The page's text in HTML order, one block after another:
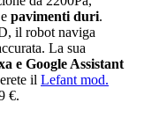
e pavimenti duri.
il robot naviga
La sua
e Google Assistant
il Lefant mod.
€.